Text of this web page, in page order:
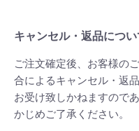
キャンセル・返品につい
ご注文確定後、お客様の
合によるキャンセル・返
お受け致しかねますので
かじめご了承ください。